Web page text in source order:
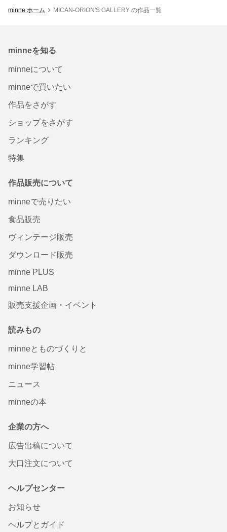
minne ホーム MICAN-ORION'S GALLERY の作品一覧
minneを知る
minneについて
minneで買いたい
作品をさがす
ショップをさがす
ランキング
特集
作品販売について
minneで売りたい
食品販売
ヴィンテージ販売
ダウンロード販売
minne PLUS
minne LAB
販売支援企画・イベント
読みもの
minneとものづくりと
minne学習帖
ニュース
minneの本
企業の方へ
広告出稿について
大口注文について
ヘルプセンター
お知らせ
ヘルプとガイド